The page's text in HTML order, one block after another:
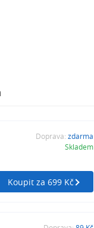
Doprava: zdarma
Skladem
Koupit za 699 Kč